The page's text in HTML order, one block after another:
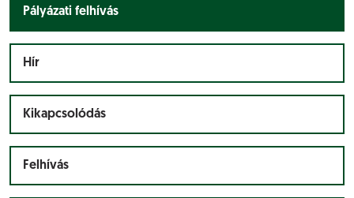
Pályázati felhívás
Hír
Kikapcsolódás
Felhívás